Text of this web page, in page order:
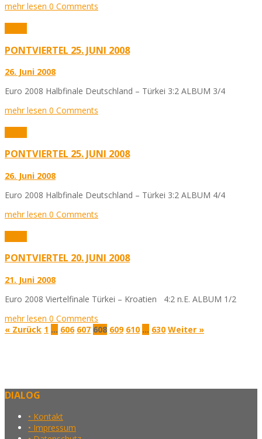
mehr lesen 0 Comments
PONTVIERTEL 25. JUNI 2008
26. Juni 2008
Euro 2008 Halbfinale Deutschland – Türkei 3:2 ALBUM 3/4
mehr lesen 0 Comments
PONTVIERTEL 25. JUNI 2008
26. Juni 2008
Euro 2008 Halbfinale Deutschland – Türkei 3:2 ALBUM 4/4
mehr lesen 0 Comments
PONTVIERTEL 20. JUNI 2008
21. Juni 2008
Euro 2008 Viertelfinale Türkei – Kroatien 4:2 n.E. ALBUM 1/2
mehr lesen 0 Comments
« Zurück 1 … 606 607 608 609 610 … 630 Weiter »
DIALOG
• Kontakt
• Impressum